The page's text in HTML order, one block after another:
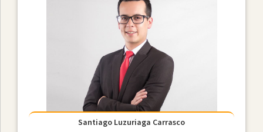
Santiago Luzuriaga Carrasco